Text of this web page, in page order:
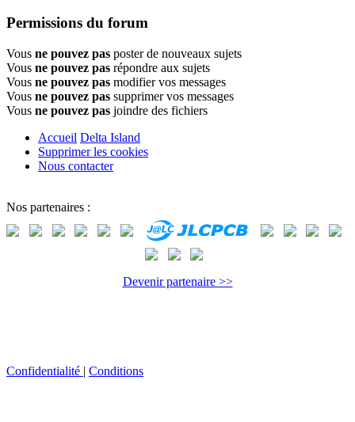
Permissions du forum
Vous ne pouvez pas poster de nouveaux sujets
Vous ne pouvez pas répondre aux sujets
Vous ne pouvez pas modifier vos messages
Vous ne pouvez pas supprimer vos messages
Vous ne pouvez pas joindre des fichiers
Accueil Delta Island
Supprimer les cookies
Nous contacter
Nos partenaires :
Devenir partenaire >>
Confidentialité Conditions